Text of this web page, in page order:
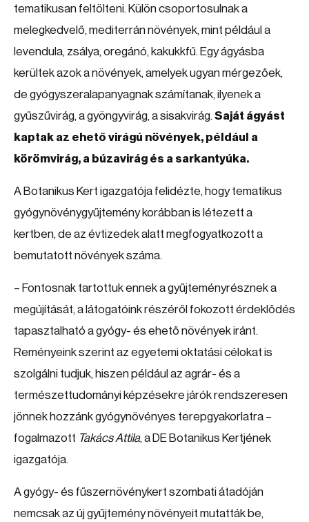
tematikusan feltölteni. Külön csoportosulnak a
melegkedvelő, mediterrán növények, mint például a
levendula, zsálya, oregánó, kakukkfű. Egy ágyásba
kerültek azok a növények, amelyek ugyan mérgezőek,
de gyógyszeralapanyagnak számítanak, ilyenek a
gyűszűvirág, a gyöngyvirág, a sisakvirág. Saját ágyást
kaptak az ehető virágú növények, például a
körömvirág, a búzavirág és a sarkantyúka.
A Botanikus Kert igazgatója felidézte, hogy tematikus
gyógynövénygyűjtemény korábban is létezett a
kertben, de az évtizedek alatt megfogyatkozott a
bemutatott növények száma.
– Fontosnak tartottuk ennek a gyűjteményrésznek a
megújítását, a látogatóink részéről fokozott érdeklődés
tapasztalható a gyógy- és ehető növények iránt.
Reményeink szerint az egyetemi oktatási célokat is
szolgálni tudjuk, hiszen például az agrár- és a
természettudományi képzésekre járók rendszeresen
jönnek hozzánk gyógynövényes terepgyakorlatra –
fogalmazott Takács Attila, a DE Botanikus Kertjének
igazgatója.
A gyógy- és fűszernövénykert szombati átadóján
nemcsak az új gyűjtemény növényeit mutatták be,